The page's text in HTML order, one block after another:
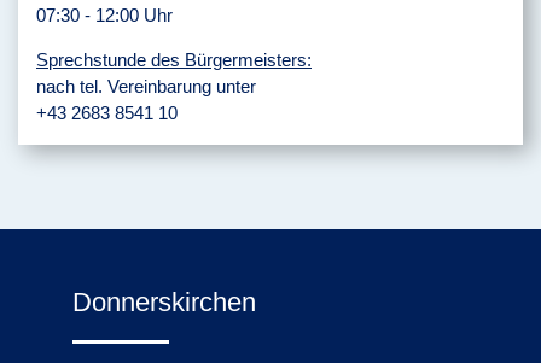
07:30 - 12:00 Uhr
Sprechstunde des Bürgermeisters:
nach tel. Vereinbarung unter
+43 2683 8541 10
Donnerskirchen